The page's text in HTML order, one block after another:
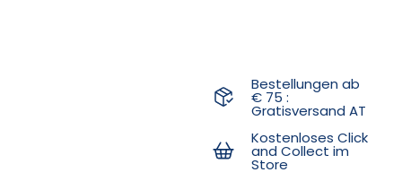
Bestellungen ab
€ 75 :
Gratisversand AT
Kostenloses Click
and Collect im
Store